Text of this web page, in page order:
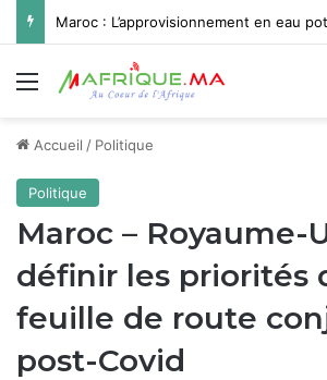
Menu
Accueil / Politique
Politique
Maroc – Royaume-
définir les priorités
feuille de route
post-Covid